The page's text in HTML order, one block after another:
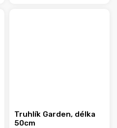
Truhlík Garden, délka
50cm